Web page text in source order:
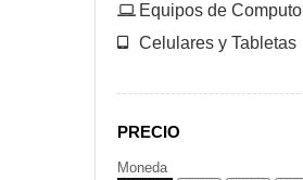
Equipos de Computo
Celulares y Tabletas
PRECIO
Moneda